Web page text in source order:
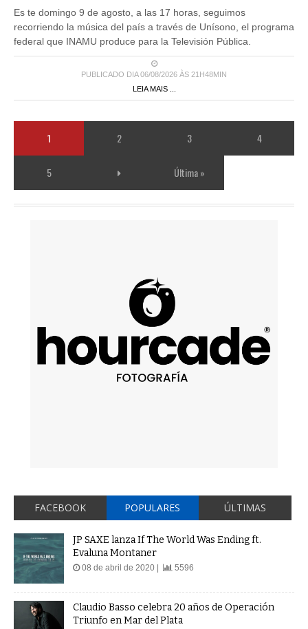
Es te domingo 9 de agosto, a las 17 horas, seguimos
recorriendo la música del país a través de Unísono, el programa
federal que INAMU produce para la Televisión Pública.
PUBLICADO DIA 06/08/2026 ÀS 21H48MIN
LEIA MAIS ...
1 2 3 4
5 Última »
FACEBOOK POPULARES ÚLTIMAS
JP SAXE lanza If The World Was Ending ft.
Evaluna Montaner
08 de abril de 2020 | 5596
Claudio Basso celebra 20 años de Operación
Triunfo en Mar del Plata